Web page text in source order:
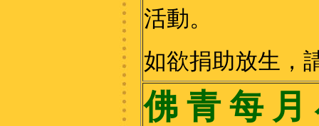
活動。
如欲捐助放生，
佛 青 每 月